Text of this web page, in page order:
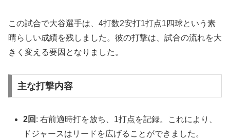
この試合で大谷選手は、4打数2安打1打点1四球という素
晴らしい成績を残しました。彼の打撃は、試合の流れを大
きく変える要因となりました。
主な打撃内容
2回 : 右前適時打を放ち、1打点を記録。これにより、
ドジャースはリードを広げることができました。